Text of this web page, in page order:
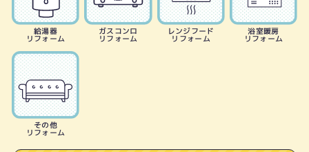
給湯器
リフォーム
ガスコンロ
リフォーム
レンジフード
リフォーム
浴室暖房
リフォーム
その他
リフォーム